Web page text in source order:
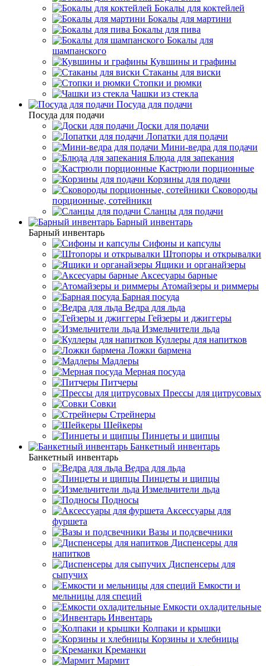
Бокалы для коктейлей
Бокалы для мартини
Бокалы для пива
Бокалы для
шампанского
Кувшины и графины
Стаканы для виски
Стопки и рюмки
Чашки из стекла
Посуда для подачи
Посуда для подачи
Доски для подачи
Лопатки для подачи
Мини-ведра для подачи
Блюда для запекания
Кастрюли порционные
Корзины для подачи
Сковороды
порционные, сотейники
Сланцы для подачи
Барный инвентарь
Барный инвентарь
Сифоны и капсулы
Штопоры и открывалки
Ящики и органайзеры
Аксесуары барные
Атомайзеры и риммеры
Барная посуда
Ведра для льда
Гейзеры и джиггеры
Измельчители льда
Куллеры для напитков
Ложки бармена
Мадлеры
Мерная посуда
Питчеры
Прессы для цитрусовых
Совки
Стрейнеры
Шейкеры
Пинцеты и щипцы
Банкетный инвентарь
Банкетный инвентарь
Ведра для льда
Пинцеты и щипцы
Измельчители льда
Подносы
Аксессуары для
фуршета
Вазы и подсвечники
Диспенсеры для
напитков
Диспенсеры для
сыпучих
Емкости и
мельницы для специй
Емкости охладительные
Инвентарь
Колпаки и крышки
Корзины и хлебницы
Креманки
Мармит